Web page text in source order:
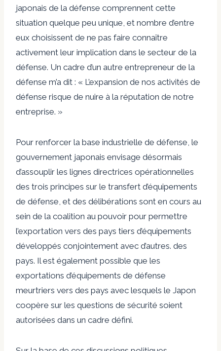
japonais de la défense comprennent cette
situation quelque peu unique, et nombre d’entre
eux choisissent de ne pas faire connaître
activement leur implication dans le secteur de la
défense. Un cadre d’un autre entrepreneur de la
défense m’a dit : « L’expansion de nos activités de
défense risque de nuire à la réputation de notre
entreprise. »
Pour renforcer la base industrielle de défense, le
gouvernement japonais envisage désormais
d’assouplir les lignes directrices opérationnelles
des trois principes sur le transfert d’équipements
de défense, et des délibérations sont en cours au
sein de la coalition au pouvoir pour permettre
l’exportation vers des pays tiers d’équipements
développés conjointement avec d’autres. des
pays. Il est également possible que les
exportations d’équipements de défense
meurtriers vers des pays avec lesquels le Japon
coopère sur les questions de sécurité soient
autorisées dans un cadre défini.